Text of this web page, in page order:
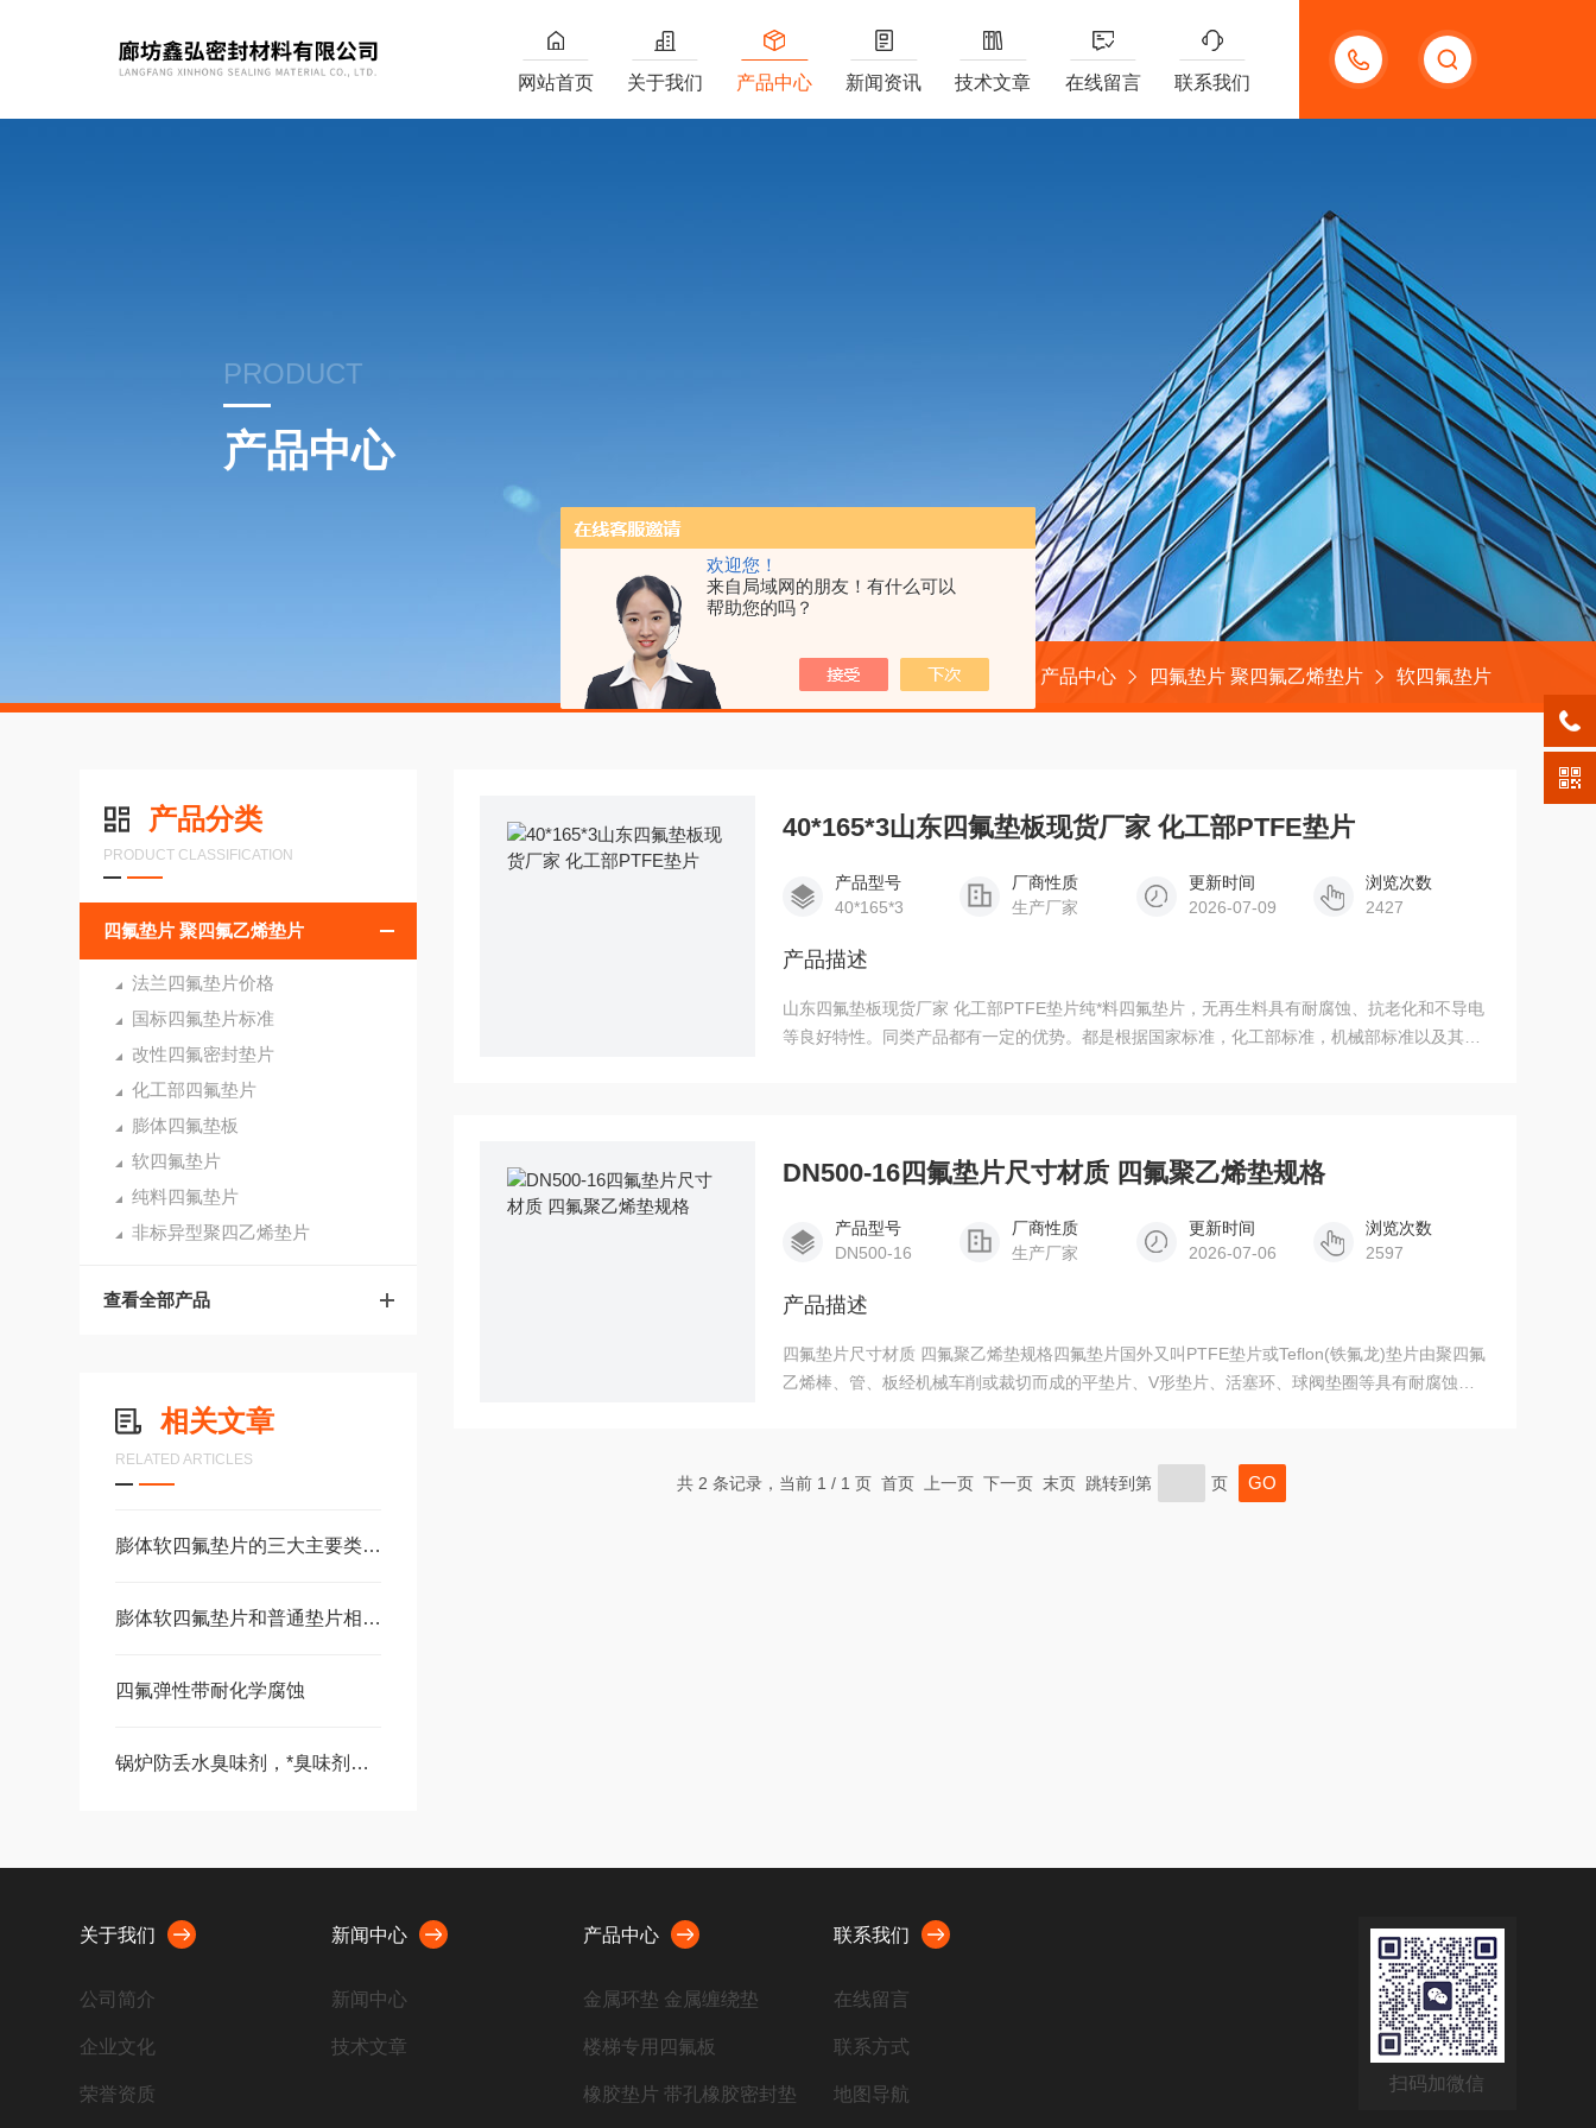
欢迎您！
来自局域网的朋友！有什么可以
帮助您的吗？
13191957898
网站首页 关于我们 产品中心 新闻资讯 技术文章 在线留言 联系我们
PRODUCT
产品中心
当前位置： 产品中心 四氟垫片 聚四氟乙烯垫片 软四氟垫片
产品分类
PRODUCT CLASSIFICATION
四氟垫片 聚四氟乙烯垫片
法兰四氟垫片价格
国标四氟垫片标准
改性四氟密封垫片
化工部四氟垫片
膨体四氟垫板
软四氟垫片
纯料四氟垫片
非标异型聚四乙烯垫片
查看全部产品
相关文章
RELATED ARTICLES
膨体软四氟垫片的三大主要类型分析
膨体软四氟垫片和普通垫片相比都有哪些区别
四氟弹性带耐化学腐蚀
锅炉防丢水臭味剂，*臭味剂怎么在锅炉中使用
40*165*3山东四氟垫板现货厂家 化工部PTFE垫片
产品型号
40*165*3
厂商性质
生产厂家
更新时间
2026-07-09
浏览次数
2427
产品描述
山东四氟垫板现货厂家 化工部PTFE垫片纯*料四氟垫片，无再生料具有耐腐蚀、抗老化和不导电
等良好特性。同类产品都有一定的优势。都是根据国家标准，化工部标准，机械部标准以及其他
DN500-16四氟垫片尺寸材质 四氟聚乙烯垫规格
产品型号
DN500-16
厂商性质
生产厂家
更新时间
2026-07-06
浏览次数
2597
产品描述
四氟垫片尺寸材质 四氟聚乙烯垫规格四氟垫片国外又叫PTFE垫片或Teflon(铁氟龙)垫片由聚四氟
乙烯棒、管、板经机械车削或裁切而成的平垫片、V形垫片、活塞环、球阀垫圈等具有耐腐蚀、
共 2 条记录，当前 1 / 1 页 首页 上一页 下一页 末页 跳转到第 页
关于我们
公司简介
企业文化
荣誉资质
新闻中心
新闻中心
技术文章
产品中心
金属环垫 金属缠绕垫
楼梯专用四氟板
橡胶垫片 带孔橡胶密封垫
联系我们
在线留言
联系方式
地图导航
扫码加微信